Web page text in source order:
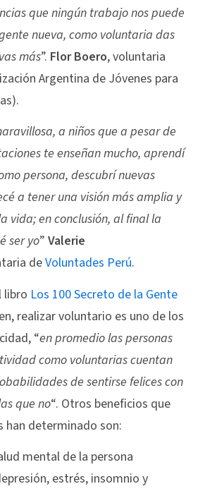
que ningún trabajo nos puede
nueva, como voluntaria das
más”. Flor Boero, voluntaria
Argentina de Jóvenes para
a niños que a pesar de
te enseñan mucho, aprendí
persona, descubrí nuevas
a tener una visión más amplia y
vida; en conclusión, al final la
ser yo” Valerie
deVoluntades Perú.
libro Los 100 Secreto de la Gente
realizar voluntario es uno de los
“en promedio las personas
como voluntarias cuentan
de sentirse felices con
que no“. Otros beneficios que
han determinado son:
mental de la persona
estrés, insomnio y